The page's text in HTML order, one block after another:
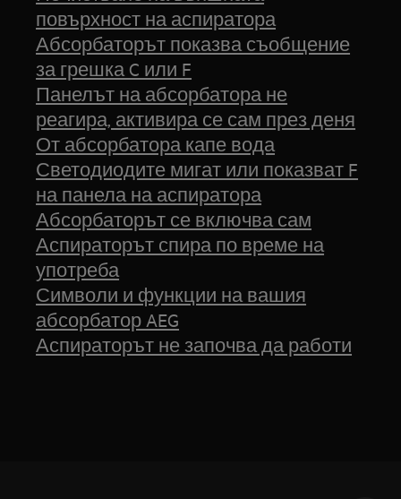
повърхност на аспиратора
Абсорбаторът показва съобщение
за грешка C или F
Панелът на абсорбатора не
реагира, активира се сам през деня
От абсорбатора капе вода
Светодиодите мигат или показват F
на панела на аспиратора
Абсорбаторът се включва сам
Аспираторът спира по време на
употреба
Символи и функции на вашия
абсорбатор AEG
Аспираторът не започва да работи